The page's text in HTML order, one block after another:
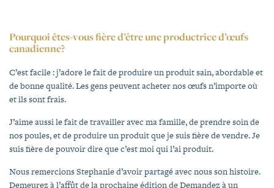
Pourquoi êtes-vous fière d’être une productrice d’œufs
canadienne?
C’est facile : j’adore le fait de produire un produit sain, abordable et
de bonne qualité. Les gens peuvent acheter nos œufs n’importe où
et ils sont frais.
J’aime aussi le fait de travailler avec ma famille, de prendre soin de
nos poules, et de produire un produit que je suis fière de vendre. Je
suis fière de pouvoir dire que c’est moi qui l’ai produit.
Nous remercions Stephanie d’avoir partagé avec nous son histoire.
Demeurez à l’affût de la prochaine édition de Demandez à un